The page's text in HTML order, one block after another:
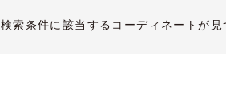
検索条件に該当するコーディネートが